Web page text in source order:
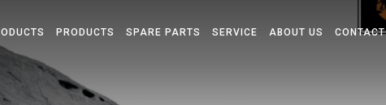
BORRNING
PRODUCTS SPARE PARTS SERVICE ABOUT US CONTACT